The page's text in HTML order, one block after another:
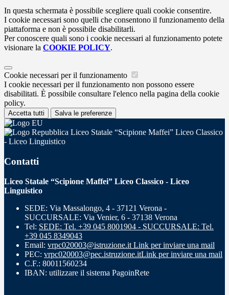
In questa schermata è possibile scegliere quali cookie consentire.
I cookie necessari sono quelli che consentono il funzionamento della
piattaforma e non è possibile disabilitarli.
Per conoscere quali sono i cookie necessari al funzionamento potete
visionare la COOKIE POLICY.
Cookie necessari per il funzionamento
I cookie necessari per il funzionamento non possono essere
disabilitati. È possibile consultare l'elenco nella pagina della cookie
policy.
Accetta tutti Salva le preferenze
Liceo Statale “Scipione Maffei” Liceo Classico
- Liceo Linguistico
Contatti
Liceo Statale “Scipione Maffei” Liceo Classico - Liceo
Linguistico
SEDE: Via Massalongo, 4 - 37121 Verona -
SUCCURSALE: Via Venier, 6 - 37138 Verona
Tel: SEDE: Tel. +39 045 8001904 - SUCCURSALE: Tel.
+39 045 8349043
Email: vrpc020003@istruzione.it Link per inviare una mail
PEC: vrpc020003@pec.istruzione.itLink per inviare una mail
C.F.: 80011560234
IBAN: utilizzare il sistema PagoinRete